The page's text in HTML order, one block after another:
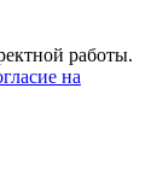
работы.
на